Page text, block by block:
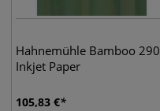
Hahnemühle Bamboo 290
Inkjet Paper
105,83 €